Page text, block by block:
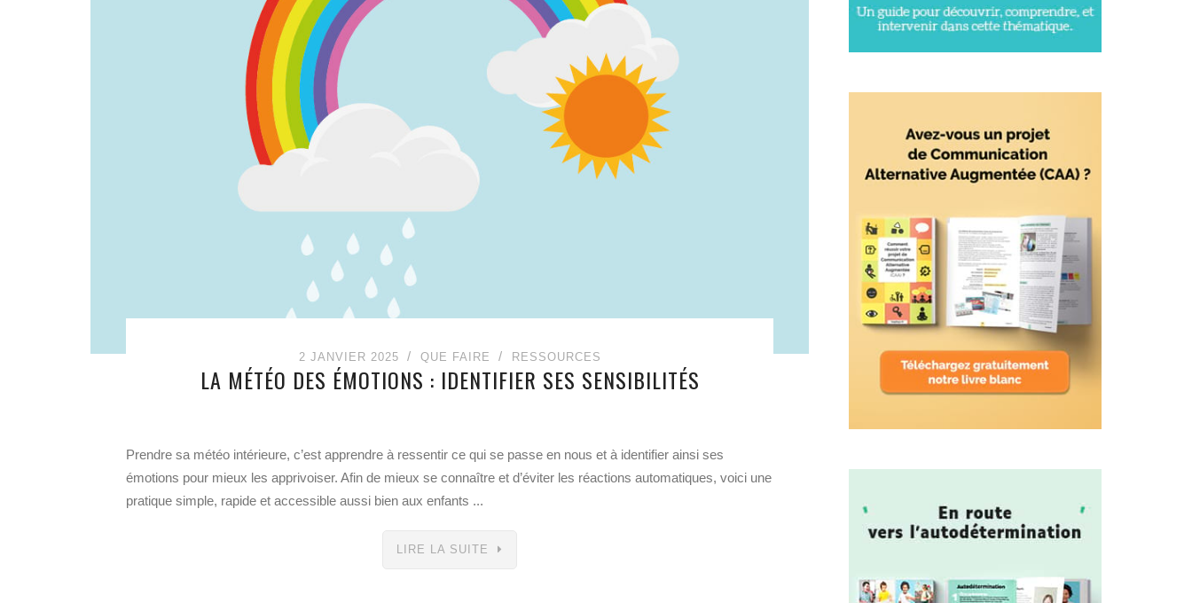
2 JANVIER 2025 QUE FAIRE RESSOURCES
LA MÉTÉO DES ÉMOTIONS : IDENTIFIER SES SENSIBILITÉS
Prendre sa météo intérieure, c’est apprendre à ressentir ce qui se passe en nous et à identifier ainsi ses
émotions pour mieux les apprivoiser. Afin de mieux se connaître et d’éviter les réactions automatiques, voici une
pratique simple, rapide et accessible aussi bien aux enfants ...
LIRE LA SUITE